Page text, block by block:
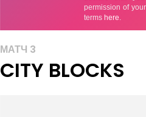
МАТЧ 3
CITY BLOCKS